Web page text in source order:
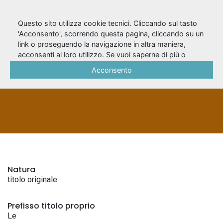
Le rouge et le noir
TITOLI ORIGINALI
Natura
titolo originale
Prefisso titolo proprio
Le
Questo sito utilizza cookie tecnici. Cliccando sul tasto
'Acconsento', scorrendo questa pagina, cliccando su un
link o proseguendo la navigazione in altra maniera,
acconsenti al loro utilizzo. Se vuoi saperne di più o
Acconsento